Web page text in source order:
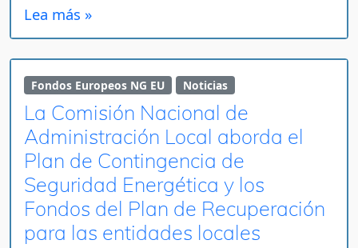
Lea más »
Fondos Europeos NG EU Noticias
La Comisión Nacional de
Administración Local aborda el
Plan de Contingencia de
Seguridad Energética y los
Fondos del Plan de Recuperación
para las entidades locales